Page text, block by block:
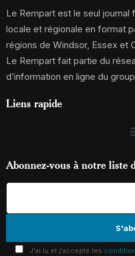
Le Rempart est le seul journal
locale et régionale en format
régions de Windsor, Essex et
Le Rempart fait partie du
d’information en ligne du
Liens rapide
Abonnez-vous à notre liste
J'ai lu et j'accepte les